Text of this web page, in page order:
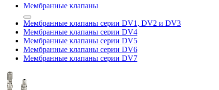
Мембранные клапаны
Мембранные клапаны серии DV1, DV2 и DV3
Мембранные клапаны серии DV4
Мембранные клапаны серии DV5
Мембранные клапаны серии DV6
Мембранные клапаны серии DV7